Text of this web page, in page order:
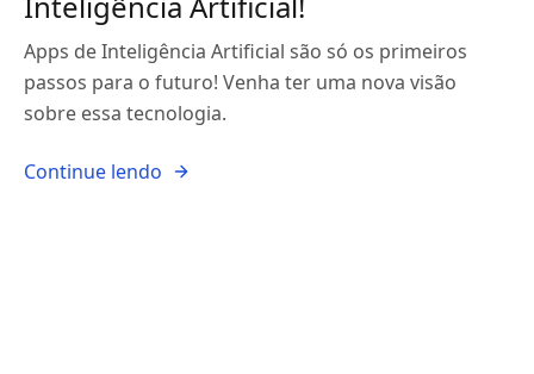
Apps de Inteligência Artificial são só os primeiros
passos para o futuro! Venha ter uma nova visão
sobre essa tecnologia.
Continue lendo